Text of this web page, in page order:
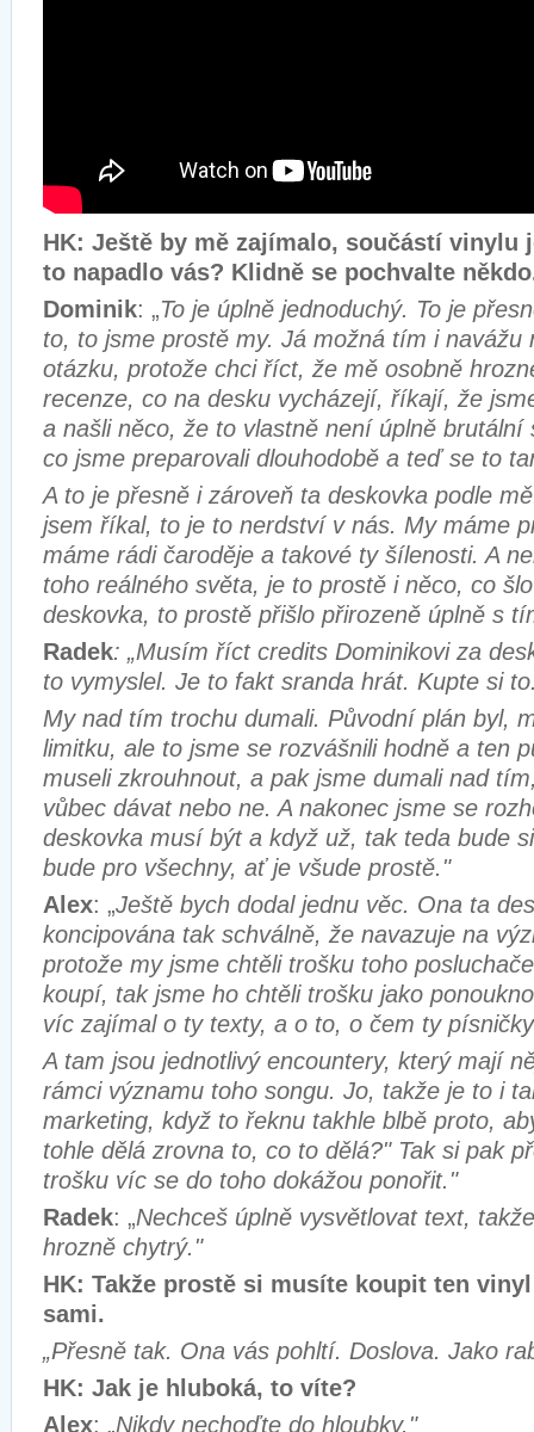
HK: Ještě by mě zajímalo, součástí vinylu
to napadlo vás? Klidně se pochvalte
Dominik: „To je úplně jednoduchý. To je
to, to jsme prostě my. Já možná tím i navážu
otázku, protože chci říct, že mě osobně
recenze, co na desku vycházejí, říkají, že
a našli něco, že to vlastně není úplně brutální
co jsme preparovali dlouhodobě a teď se to
A to je přesně i zároveň ta deskovka podle
jsem říkal, to je to nerdství v nás. My máme
máme rádi čaroděje a takové ty šílenosti. A
toho reálného světa, je to prostě i něco, co
deskovka, to prostě přišlo přirozeně úplně s
Radek: „Musím říct credits Dominikovi za
to vymyslel. Je to fakt sranda hrát. Kupte si
My nad tím trochu dumali. Původní plán byl,
limitku, ale to jsme se rozvášnili hodně a ten
museli zkrouhnout, a pak jsme dumali nad
vůbec dávat nebo ne. A nakonec jsme se
deskovka musí být a když už, tak teda bude
bude pro všechny, ať je všude prostě."
Alex: „Ještě bych dodal jednu věc. Ona ta
koncipována tak schválně, že navazuje na
protože my jsme chtěli trošku toho
koupí, tak jsme ho chtěli trošku jako
víc zajímal o ty texty, a o to, o čem ty
A tam jsou jednotlivý encountery, který mají
rámci významu toho songu. Jo, takže je to i
marketing, když to řeknu takhle blbě proto,
tohle dělá zrovna to, co to dělá?" Tak si pak
trošku víc se do toho dokážou ponořit."
Radek: „Nechceš úplně vysvětlovat text,
hrozně chytrý."
HK: Takže prostě si musíte koupit ten
sami.
„Přesně tak. Ona vás pohltí. Doslova. Jako
HK: Jak je hluboká, to víte?
Alex: „Nikdy nechoďte do hloubky."